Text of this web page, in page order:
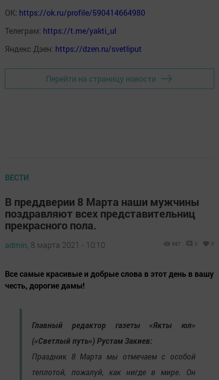
ОК: https://ok.ru/profile/590414664980
Телеграм: https://t.me/yakti_ul
Яндекс Дзен: https://dzen.ru/svetliput
Перейти на страницу новости
ВЕСТИ
В преддверии 8 Марта наши мужчины
поздравляют всех представительниц
прекрасного пола.
admin, 8 марта 2021 - 10:10 697 0 0
Все самые красивые и добрые слова в этот день в вашу
честь, дорогие дамы!
Главный редактор газеты «Якты юл»
(«Светлый путь») Рустам Закиев:
Праздник 8 Марта мы отмечаем с особой
теплотой, пожалуй, как нигде в мире. Он